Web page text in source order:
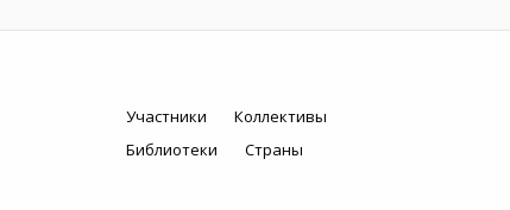
Участники
Коллективы
Библиотеки
Страны